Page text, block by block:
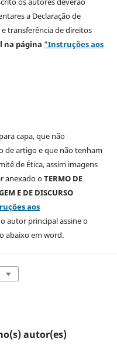
a Declaração de
transferência de direitos
na página "Instruções aos
capa, que não
de artigo e que não tenham
de Ética, assim imagens
anexado oTERMO DE
E DE DISCURSO
aos
autor principal assine o
abaixo em word.
autor(es)